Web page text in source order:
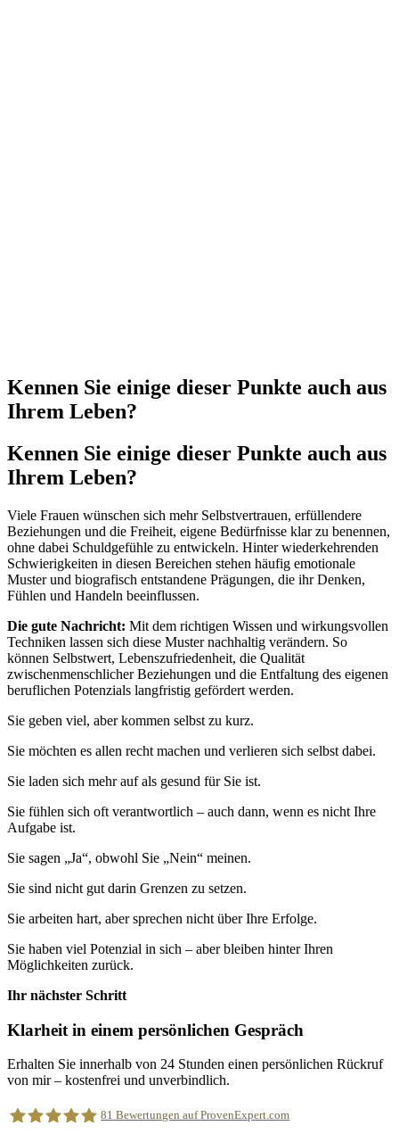
Kennen Sie einige dieser Punkte auch aus
Ihrem Leben?
Kennen Sie einige dieser Punkte auch aus
Ihrem Leben?
Viele Frauen wünschen sich mehr Selbstvertrauen, erfüllendere
Beziehungen und die Freiheit, eigene Bedürfnisse klar zu benennen,
ohne dabei Schuldgefühle zu entwickeln. Hinter wiederkehrenden
Schwierigkeiten in diesen Bereichen stehen häufig emotionale
Muster und biografisch entstandene Prägungen, die ihr Denken,
Fühlen und Handeln beeinflussen.
Die gute Nachricht: Mit dem richtigen Wissen und wirkungsvollen
Techniken lassen sich diese Muster nachhaltig verändern. So
können Selbstwert, Lebenszufriedenheit, die Qualität
zwischenmenschlicher Beziehungen und die Entfaltung des eigenen
beruflichen Potenzials langfristig gefördert werden.
Sie geben viel, aber kommen selbst zu kurz.
Sie möchten es allen recht machen und verlieren sich selbst dabei.
Sie laden sich mehr auf als gesund für Sie ist.
Sie fühlen sich oft verantwortlich – auch dann, wenn es nicht Ihre
Aufgabe ist.
Sie sagen „Ja“, obwohl Sie „Nein“ meinen.
Sie sind nicht gut darin Grenzen zu setzen.
Sie arbeiten hart, aber sprechen nicht über Ihre Erfolge.
Sie haben viel Potenzial in sich – aber bleiben hinter Ihren
Möglichkeiten zurück.
Ihr nächster Schritt
Klarheit in einem persönlichen Gespräch
Erhalten Sie innerhalb von 24 Stunden einen persönlichen Rückruf
von mir – kostenfrei und unverbindlich.
81 Bewertungen auf ProvenExpert.com